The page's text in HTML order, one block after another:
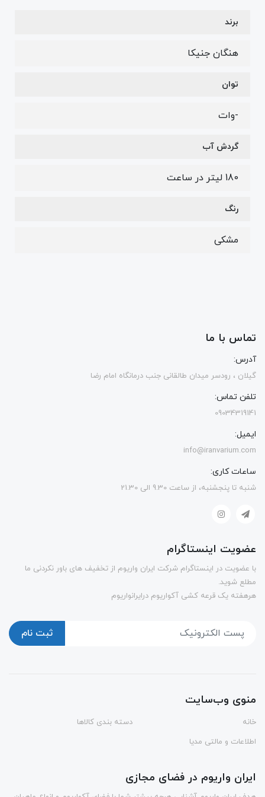
برند
هنگان جنیکا
توان
-وات
گردش آب
180 لیتر در ساعت
رنگ
مشکی
تماس با ما
آدرس:
گیلان ، رودسر میدان طالقانی جنب درمانگاه امام رضا
تلفن تماس:
09034319141
ایمیل:
info@iranvarium.com
ساعات کاری:
شنبه تا پنجشنبه، از ساعت 9.30 الی 21.30
عضویت اینستاگرام
با عضویت در اینستاگرام شرکت ایران واریوم از تخفیف های باور نکردنی ما
مطلع شوید.
هرهفته یک قرعه کشی آکواریوم درایرانواریوم
ثبت نام
منوی وب‌سایت
خانه
دسته بندی کالاها
اطلاعات و مالتی مدیا
ایران واریوم در فضای مجازی